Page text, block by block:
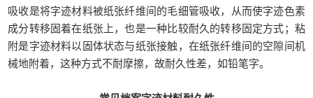
吸收是将字迹材料被纸张纤维间的毛细管吸收，从而使字迹色素
成分转移固着在纸张上，也是一种比较耐久的转移固定方式；粘
附是字迹材料以固体状态与纸张接触，在纸张纤维间的空隙间机
械地附着，这种方式不耐摩擦，故耐久性差，如铅笔字。